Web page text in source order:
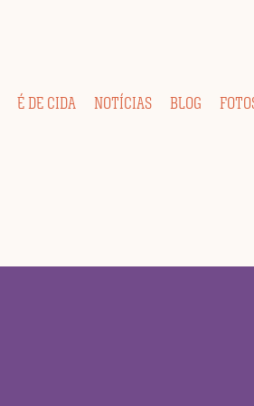
É DE CIDA NOTÍCIAS BLOG